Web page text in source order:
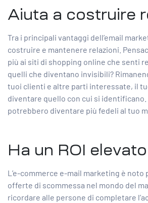
Aiuta a costruire
Tra i principali vantaggi dell’email
costruire e mantenere relazioni.
più ai siti di shopping online che senti
quelli che diventano invisibili?
tuoi clienti e altre parti interessate, il
diventare quello con cui si identificano.
potrebbero diventare più fedeli al tuo
Ha un ROI elevato
L’e-commerce e-mail marketing è noto
offerte di scommessa nel mondo del
ricordare alle persone di completare